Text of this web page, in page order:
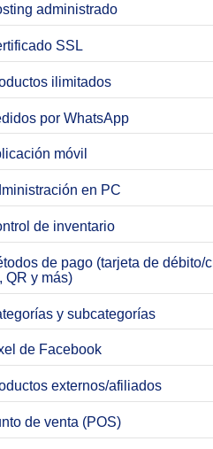
administrado
SSL
ilimitados
por WhatsApp
móvil
en PC
de inventario
de pago (tarjeta de débito/
QR y más)
y subcategorías
de Facebook
externos/afiliados
de venta (POS)